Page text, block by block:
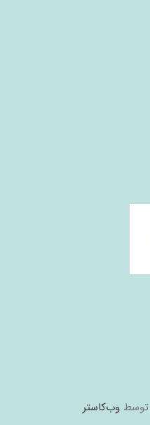
توسطوب‌کاستر